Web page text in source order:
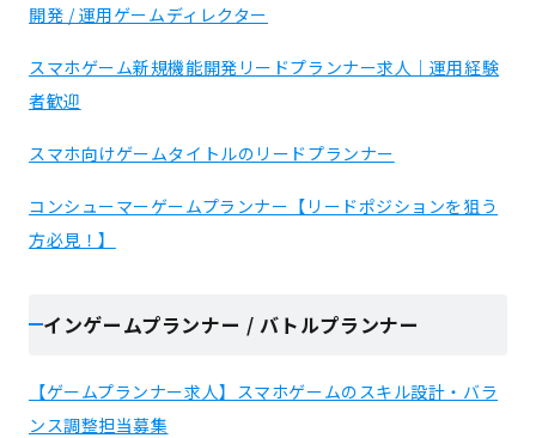
開発 / 運用ゲームディレクター
スマホゲーム新規機能開発リードプランナー求人｜運用経験
者歓迎
スマホ向けゲームタイトルのリードプランナー
コンシューマーゲームプランナー【リードポジションを狙う
方必見！】
インゲームプランナー / バトルプランナー
【ゲームプランナー求人】スマホゲームのスキル設計・バラ
ンス調整担当募集